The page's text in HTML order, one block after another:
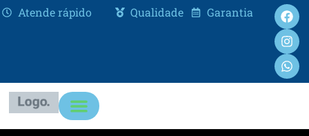
Atende rápido Qualidade Garantia